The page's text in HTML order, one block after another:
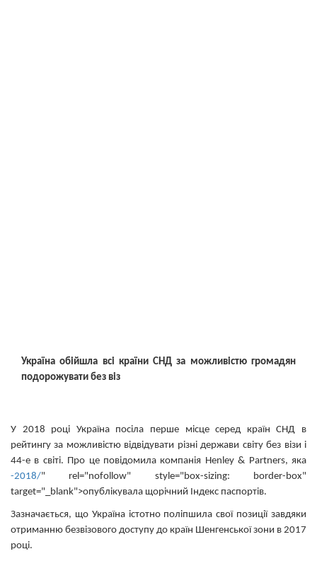
Україна обійшла всі країни СНД за можливістю громадян
подорожувати без віз
У 2018 році Україна посіла перше місце серед країн СНД в
рейтингу за можливістю відвідувати різні держави світу без візи і
44-е в світі. Про це повідомила компанія Henley & Partners, яка
-2018/" rel="nofollow" style="box-sizing: border-box"
target="_blank">опублікувала щорічний Індекс паспортів.
Зазначається, що Україна істотно поліпшила свої позиції завдяки
отриманню безвізового доступу до країн Шенгенської зони в 2017
році.